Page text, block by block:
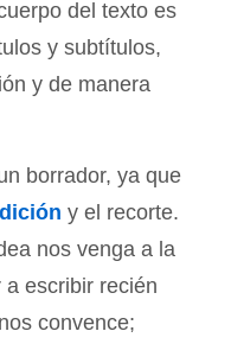
del texto es
y subtítulos,
y de manera
borrador, ya que
y el recorte.
nos venga a la
escribir recién
convence;